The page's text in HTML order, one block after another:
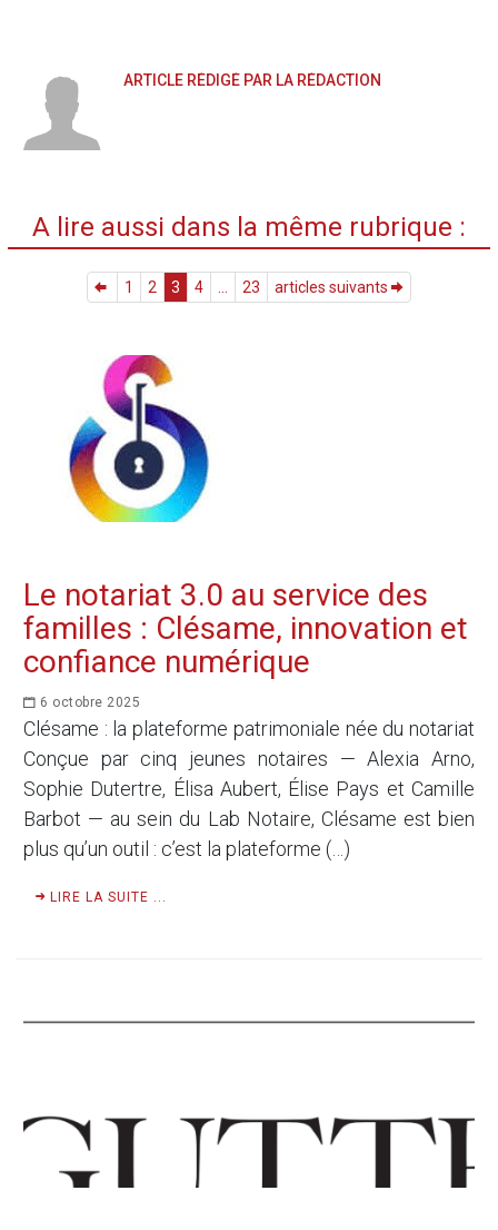
ARTICLE RÉDIGÉ PAR LA RÉDACTION
A lire aussi dans la même rubrique :
1 2 3 4 23 articles suivants
Le notariat 3.0 au service des
familles : Clésame, innovation et
confiance numérique
6 octobre 2025
Clésame : la plateforme patrimoniale née du notariat
Conçue par cinq jeunes notaires — Alexia Arno,
Sophie Dutertre, Élisa Aubert, Élise Pays et Camille
Barbot — au sein du Lab Notaire, Clésame est bien
plus qu’un outil : c’est la plateforme (…)
LIRE LA SUITE ...